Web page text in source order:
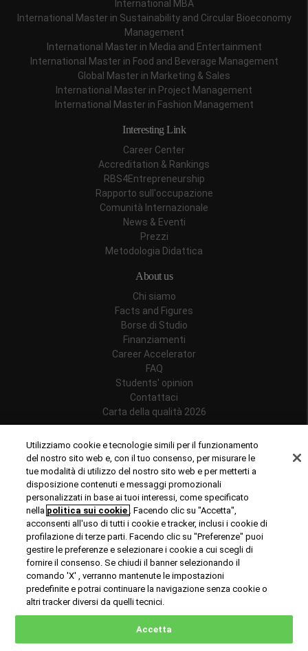
International MBA
International Master in Sustainability and Circular Bioeconomy
Management
International Master in Media and Entertainment
International Master in Food and Beverage Management
Global Master in Marketing & Sales
International Master in Project Management
International Master in Fashion Management
Interesting Link
Career Center
Accreditation & Rankings
RBS4Entrepreneurship
Rapporto sull'occupazione
Comunità Internazionale
News & Eventi
Prezzi
Metodologia Didattica
About us
Chi siamo
Facts and Figures
Borse di Studio
Finanziamenti
Career Accelerator
FAQ
Students' opinion
Contattaci
Carta della qualità 2026
Riconoscimenti
© Copyright 2024 Rome Business School
Privacy Policy
Utilizziamo cookie e tecnologie simili per il funzionamento
del nostro sito web e, con il tuo consenso, per misurare le
tue modalità di utilizzo del nostro sito web e per metterti a
disposizione contenuti e messaggi promozionali
personalizzati in base ai tuoi interessi, come specificato
nella politica sui cookie . Facendo clic su "Accetta",
acconsenti all'uso di tutti i cookie e tracker, inclusi i cookie di
profilazione di terze parti. Facendo clic su "Preferenze" puoi
gestire le preferenze e selezionare i cookie a cui scegli di
fornire il consenso. Se chiudi il banner selezionando il
comando 'X' , verranno mantenute le impostazioni
predefinite e potrai continuare la navigazione senza cookie o
altri tracker diversi da quelli tecnici.
Accetta